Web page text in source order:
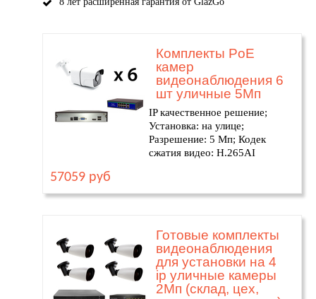
Комплекты PoE
камер
видеонаблюдения 6
шт уличные 5Мп
IP качественное решение;
Установка: на улице;
Разрешение: 5 Мп; Кодек
сжатия видео: H.265AI
57059 руб
Готовые комплекты
видеонаблюдения
для установки на 4
ip уличные камеры
2Мп (склад, цех,